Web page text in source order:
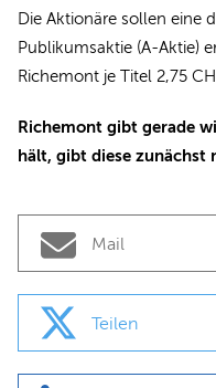
Die Aktionäre sollen eine
Publikumsaktie (A-Aktie)
Richemont je Titel 2,75
Richemont gibt gerade
hält, gibt diese zunächst
Mail
Teilen